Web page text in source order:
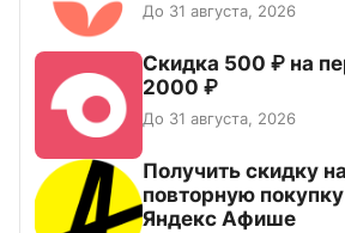
До 31 августа, 2026
Скидка 500 ₽ на
2000 ₽
До 31 августа, 2026
Получить скидку
повторную
Яндекс Афише